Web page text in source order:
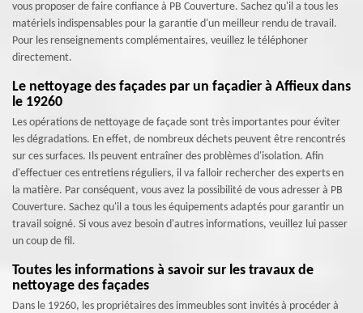
vous proposer de faire confiance à PB Couverture. Sachez qu'il a tous les
matériels indispensables pour la garantie d'un meilleur rendu de travail.
Pour les renseignements complémentaires, veuillez le téléphoner
directement.
Le nettoyage des façades par un façadier à Affieux dans
le 19260
Les opérations de nettoyage de façade sont très importantes pour éviter
les dégradations. En effet, de nombreux déchets peuvent être rencontrés
sur ces surfaces. Ils peuvent entraîner des problèmes d'isolation. Afin
d'effectuer ces entretiens réguliers, il va falloir rechercher des experts en
la matière. Par conséquent, vous avez la possibilité de vous adresser à PB
Couverture. Sachez qu'il a tous les équipements adaptés pour garantir un
travail soigné. Si vous avez besoin d'autres informations, veuillez lui passer
un coup de fil.
Toutes les informations à savoir sur les travaux de
nettoyage des façades
Dans le 19260, les propriétaires des immeubles sont invités à procéder à